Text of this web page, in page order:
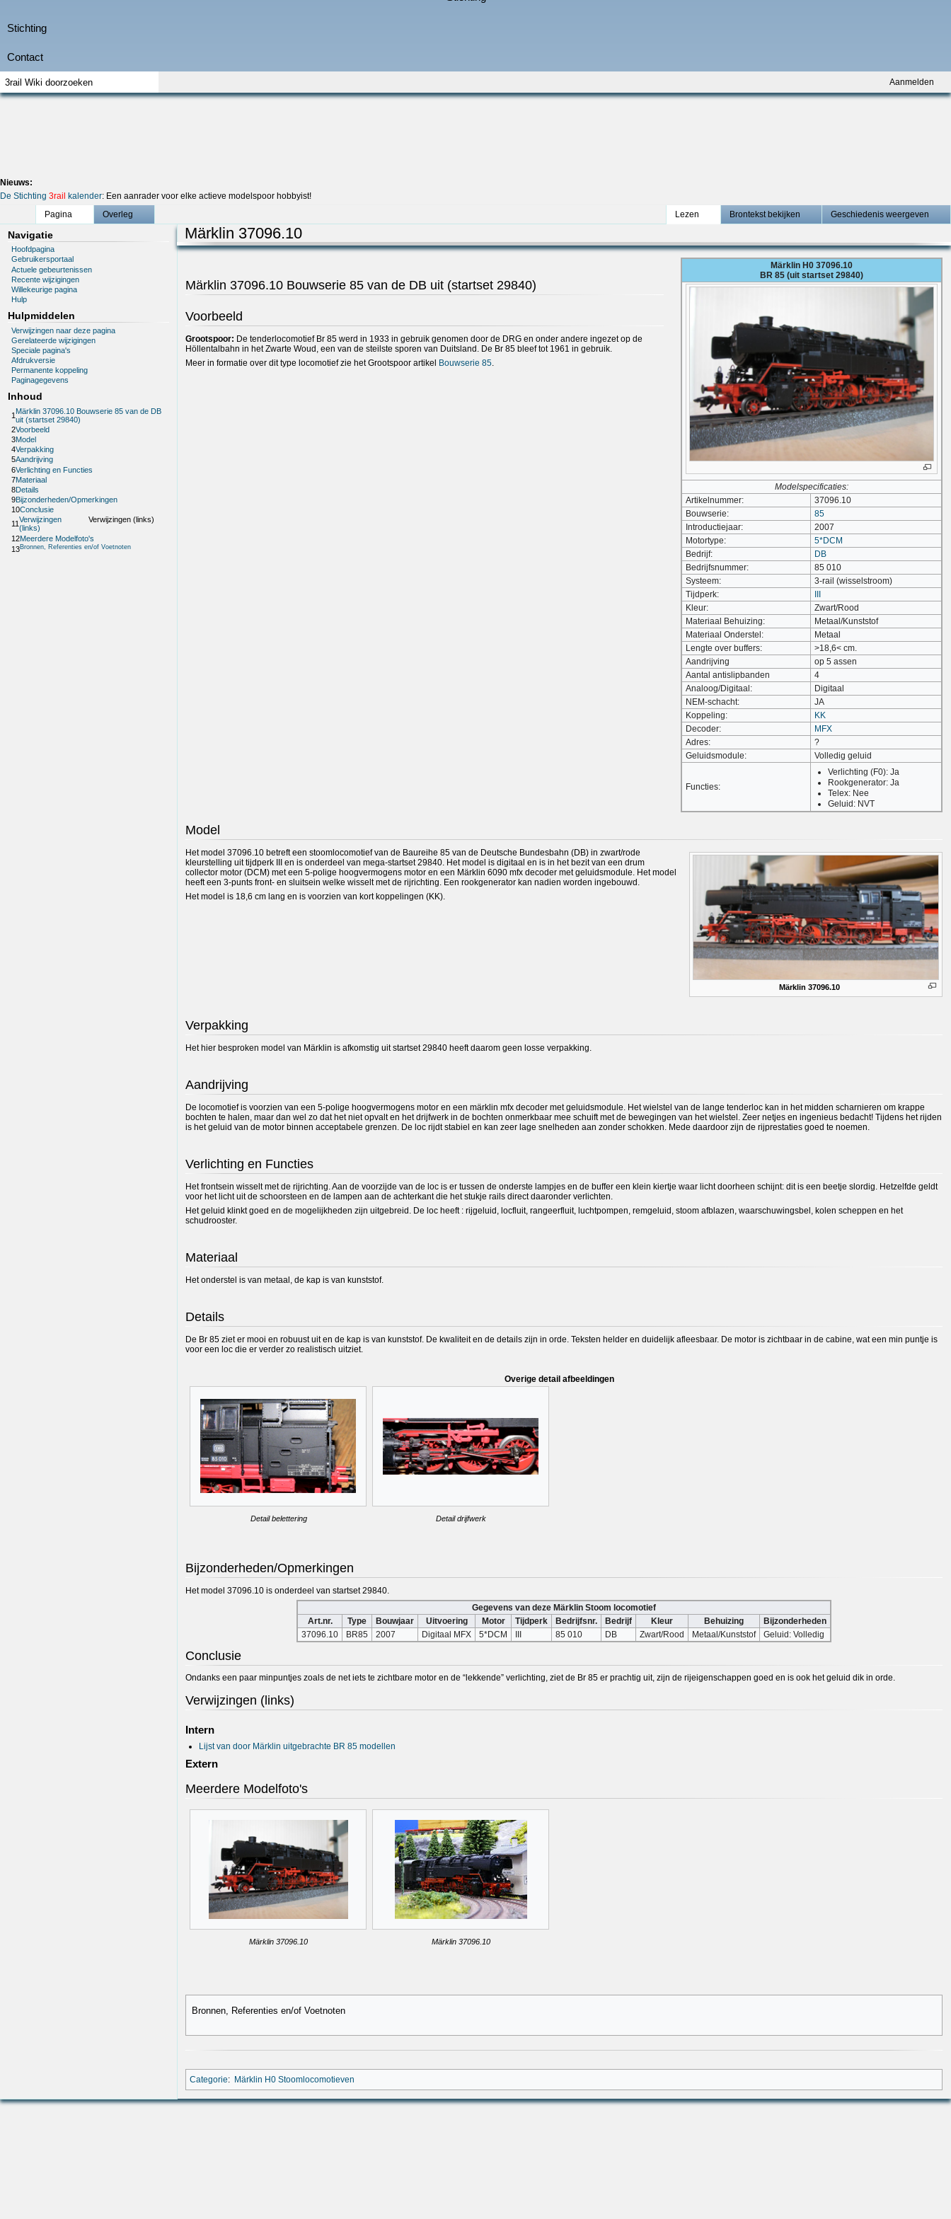
Aanmelden
Nieuws:
De Stichting 3rail kalender: Een aanrader voor elke actieve modelspoor hobbyist!
Pagina
Overleg Lezen Brontekst bekijken Geschiedenis weergeven
Navigatie
Hoofdpagina
Gebruikersportaal
Actuele gebeurtenissen
Recente wijzigingen
Willekeurige pagina
Hulp
Hulpmiddelen
Verwijzingen naar deze pagina
Gerelateerde wijzigingen
Speciale pagina's
Afdrukversie
Permanente koppeling
Paginagegevens
Inhoud
1 Märklin 37096.10 Bouwserie 85 van de DB
uit (startset 29840)
2Voorbeeld
3Model
4Verpakking
5Aandrijving
6Verlichting en Functies
7Materiaal
8Details
9Bijzonderheden/Opmerkingen
10Conclusie
11Verwijzingen
(links)
Verwijzingen (links)
12Meerdere Modelfoto's
13Bronnen, Referenties en/of Voetnoten
Märklin 37096.10
Märklin H0 37096.10
BR 85 (uit startset 29840)
Modelspecificaties:
Artikelnummer:
37096.10
Bouwserie:
85
Introductiejaar:
2007
Motortype:
5*DCM
Bedrijf:
DB
Bedrijfsnummer:
85 010
Systeem:
3-rail (wisselstroom)
Tijdperk:
Kleur:
Zwart/Rood
Materiaal Behuizing:
Metaal/Kunststof
Materiaal Onderstel:
Metaal
Lengte over buffers:
>18,6< cm.
Aandrijving
op 5 assen
Aantal antislipbanden
4
Analoog/Digitaal:
Digitaal
NEM-schacht:
JA
Koppeling:
KK
Decoder:
MFX
Adres:
?
Geluidsmodule:
Volledig geluid
Functies:
Verlichting (F0): Ja
Rookgenerator: Ja
Telex: Nee
Geluid: NVT
Märklin 37096.10 Bouwserie 85 van de DB uit (startset 29840)
Voorbeeld
Grootspoor: De tenderlocomotief Br 85 werd in 1933 in gebruik genomen door de DRG en onder andere ingezet op de
Höllentalbahn in het Zwarte Woud, een van de steilste sporen van Duitsland. De Br 85 bleef tot 1961 in gebruik.
Meer in formatie over dit type locomotief zie het Grootspoor artikel Bouwserie 85
Model
Märklin 37096.10
Het model 37096.10 betreft een stoomlocomotief van de Baureihe 85 van de Deutsche Bundesbahn (DB) in zwart/rode
kleurstelling uit tijdperk III en is onderdeel van mega-startset 29840. Het model is digitaal en is in het bezit van een drum
collector motor (DCM) met een 5-polige hoogvermogens motor en een Märklin 6090 mfx decoder met geluidsmodule. Het model
heeft een 3-punts front- en sluitsein welke wisselt met de rijrichting. Een rookgenerator kan nadien worden ingebouwd.
Het model is 18,6 cm lang en is voorzien van kort koppelingen (KK).
Verpakking
Het hier besproken model van Märklin is afkomstig uit startset 29840 heeft daarom geen losse verpakking.
Aandrijving
De locomotief is voorzien van een 5-polige hoogvermogens motor en een märklin mfx decoder met geluidsmodule. Het wielstel van de lange tenderloc kan in het midden scharnieren om krappe
bochten te halen, maar dan wel zo dat het niet opvalt en het drijfwerk in de bochten onmerkbaar mee schuift met de bewegingen van het wielstel. Zeer netjes en ingenieus bedacht! Tijdens het rijden
is het geluid van de motor binnen acceptabele grenzen. De loc rijdt stabiel en kan zeer lage snelheden aan zonder schokken. Mede daardoor zijn de rijprestaties goed te noemen.
Verlichting en Functies
Het frontsein wisselt met de rijrichting. Aan de voorzijde van de loc is er tussen de onderste lampjes en de buffer een klein kiertje waar licht doorheen schijnt: dit is een beetje slordig. Hetzelfde geldt
voor het licht uit de schoorsteen en de lampen aan de achterkant die het stukje rails direct daaronder verlichten.
Het geluid klinkt goed en de mogelijkheden zijn uitgebreid. De loc heeft : rijgeluid, locfluit, rangeerfluit, luchtpompen, remgeluid, stoom afblazen, waarschuwingsbel, kolen scheppen en het
schudrooster.
Materiaal
Het onderstel is van metaal, de kap is van kunststof.
Details
De Br 85 ziet er mooi en robuust uit en de kap is van kunststof. De kwaliteit en de details zijn in orde. Teksten helder en duidelijk afleesbaar. De motor is zichtbaar in de cabine, wat een min puntje is
voor een loc die er verder zo realistisch uitziet.
Overige detail afbeeldingen
Detail belettering Detail drijfwerk
Bijzonderheden/Opmerkingen
Het model 37096.10 is onderdeel van startset 29840.
Gegevens van deze Märklin Stoom locomotief
Art.nr.
Type Bouwjaar Uitvoering Motor Tijdperk Bedrijfsnr. Bedrijf Kleur Behuizing
Bijzonderheden
37096.10
BR85 2007 Digitaal MFX 5*DCM III 85 010 DB Zwart/Rood Metaal/Kunststof Geluid: Volledig
Conclusie
Ondanks een paar minpuntjes zoals de net iets te zichtbare motor en de “lekkende” verlichting, ziet de Br 85 er prachtig uit, zijn de rijeigenschappen goed en is ook het geluid dik in orde.
Verwijzingen (links)
Intern
Lijst van door Märklin uitgebrachte BR 85 modellen
Extern
Meerdere Modelfoto's
Märklin 37096.10 Märklin 37096.10
Bronnen, Referenties en/of Voetnoten
Categorie: Märklin H0 Stoomlocomotieven